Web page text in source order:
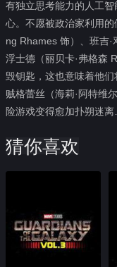
有独立思考能力的人工
心。不愿被政治家利用的
ng Rhames 饰）、班吉·
浮士德（丽贝卡·弗格森
毁钥匙，这也意味着他
贼格蕾丝（海莉·阿特维
险游戏变得愈加扑朔迷
猜你喜欢